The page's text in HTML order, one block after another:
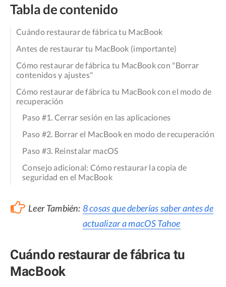
Tabla de contenido
Cuándo restaurar de fábrica tu MacBook
Antes de restaurar tu MacBook (importante)
Cómo restaurar de fábrica tu MacBook con "Borrar
contenidos y ajustes"
Cómo restaurar de fábrica tu MacBook con el modo de
recuperación
Paso #1. Cerrar sesión en las aplicaciones
Paso #2. Borrar el MacBook en modo de recuperación
Paso #3. Reinstalar macOS
Consejo adicional: Cómo restaurar la copia de
seguridad en el MacBook
Leer También: 8 cosas que deberías saber antes de
actualizar a macOS Tahoe
Cuándo restaurar de fábrica tu
MacBook